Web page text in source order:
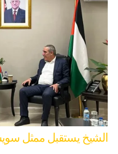
الشيخ يستقبل ممثل